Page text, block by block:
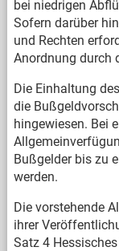
bei niedrigen
Sofern darüber
und Rechten
Anordnung durch
Die Einhaltung
die
hingewiesen. Bei
Bußgelder bis zu
werden.
Die vorstehende
ihrer
Satz 4